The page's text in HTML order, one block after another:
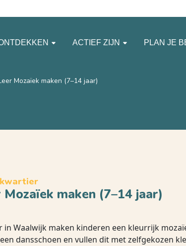
ACTIEF ZIJN PLAN JE
Mozaïek maken (7–14 jaar)
maken (7–14 jaar)
Waalwijk maken kinderen een kleurrijk
dansschoen en vullen dit met zelfgekozen